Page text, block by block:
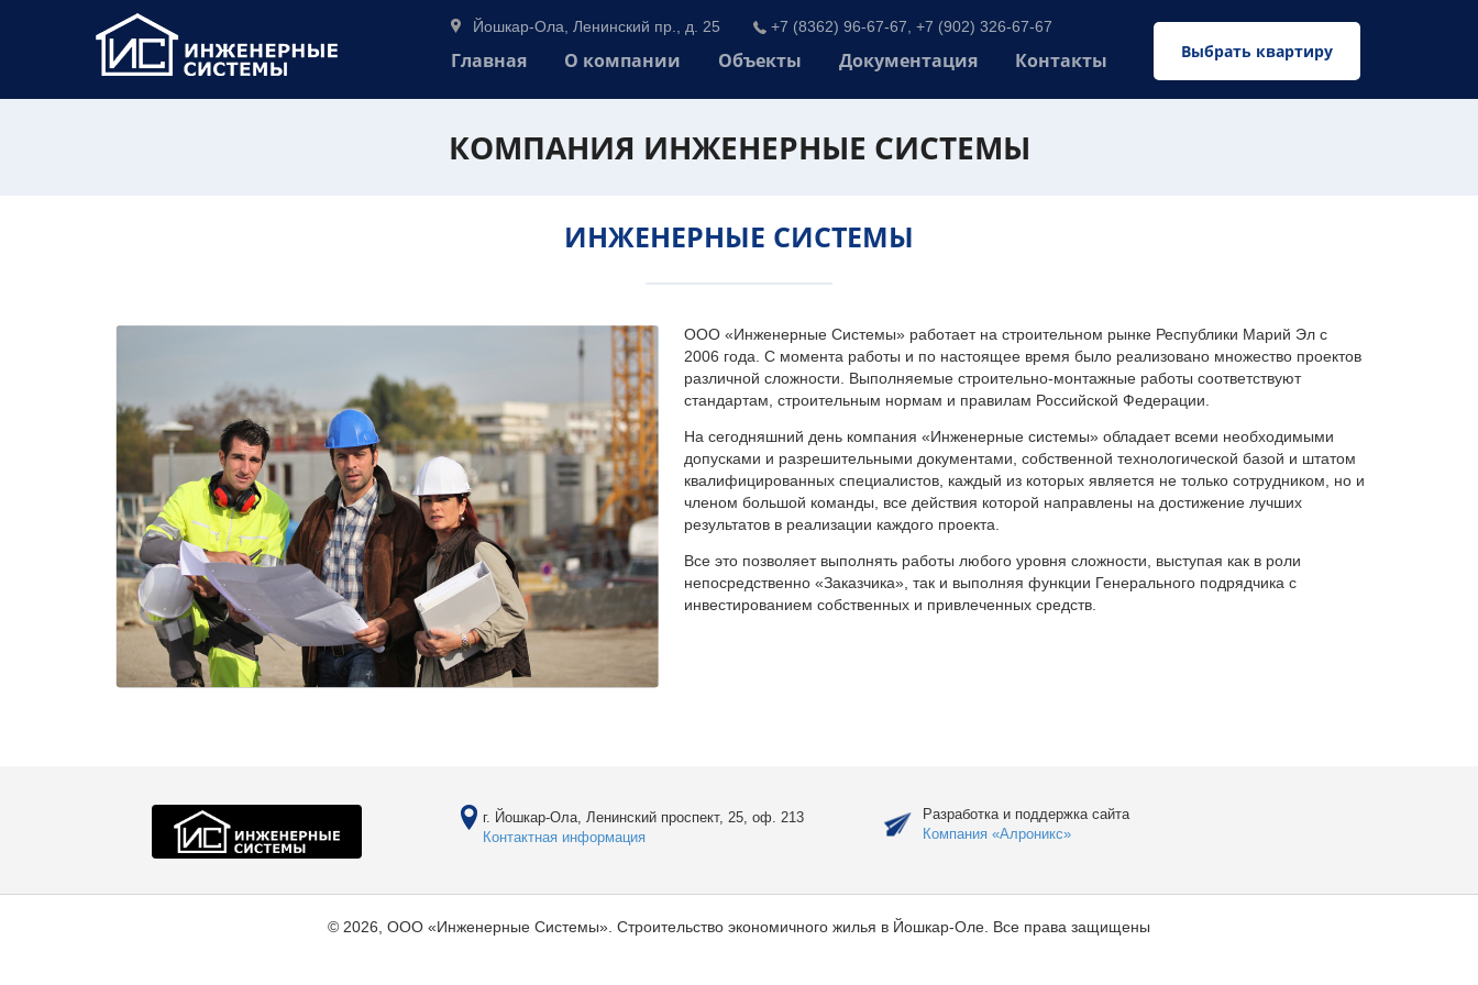
Выбрать квартиру
Йошкар-Ола, Ленинский пр., д. 25 +7 (8362) 96-67-67, +7 (902) 326-67-67
Главная О компании Объекты Документация Контакты
КОМПАНИЯ ИНЖЕНЕРНЫЕ СИСТЕМЫ
ИНЖЕНЕРНЫЕ СИСТЕМЫ
ООО «Инженерные Системы» работает на строительном рынке Республики Марий Эл с
2006 года. С момента работы и по настоящее время было реализовано множество проектов
различной сложности. Выполняемые строительно-монтажные работы соответствуют
стандартам, строительным нормам и правилам Российской Федерации.
На сегодняшний день компания «Инженерные системы» обладает всеми необходимыми
допусками и разрешительными документами, собственной технологической базой и штатом
квалифицированных специалистов, каждый из которых является не только сотрудником, но и
членом большой команды, все действия которой направлены на достижение лучших
результатов в реализации каждого проекта.
Все это позволяет выполнять работы любого уровня сложности, выступая как в роли
непосредственно «Заказчика», так и выполняя функции Генерального подрядчика с
инвестированием собственных и привлеченных средств.
г. Йошкар-Ола, Ленинский проспект, 25, оф. 213
Контактная информация
Разработка и поддержка сайта
Компания «Алроникс»
© 2026, ООО «Инженерные Системы». Строительство экономичного жилья в Йошкар-Оле. Все права защищены